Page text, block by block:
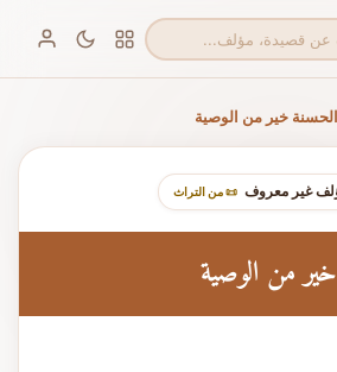
خير من الوصية
غير معروف 📜 من التراث
من الوصية